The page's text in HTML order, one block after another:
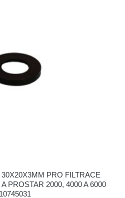
PRO FILTRACE
PROSTAR 2000, 4000 A 6000